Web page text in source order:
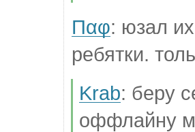
Παφ: юзал
ребятки.
Krab: беру
оффлайну